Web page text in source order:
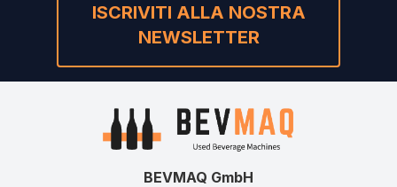
ISCRIVITI ALLA NOSTRA
NEWSLETTER
BEVMAQ GmbH